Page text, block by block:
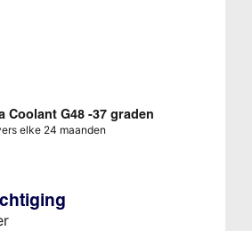
Coolant G48 -37 graden
elke 24 maanden